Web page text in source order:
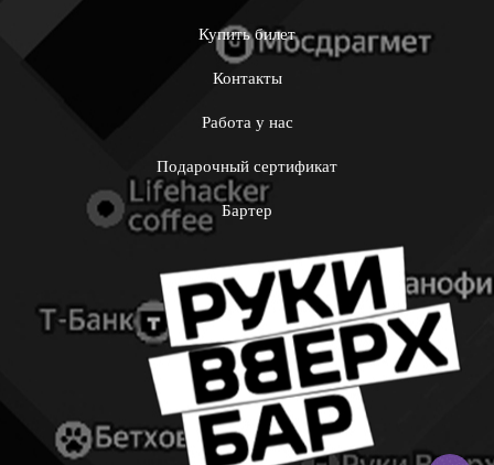
Купить билет
Контакты
Работа у нас
Подарочный сертификат
Бартер